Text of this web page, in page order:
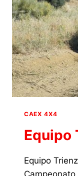
CAEX 4X4
Equipo
Equipo